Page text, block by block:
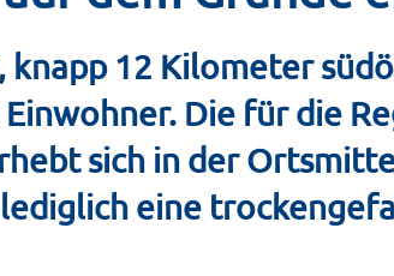
12 Kilometer
Die für die
sich in der
eine